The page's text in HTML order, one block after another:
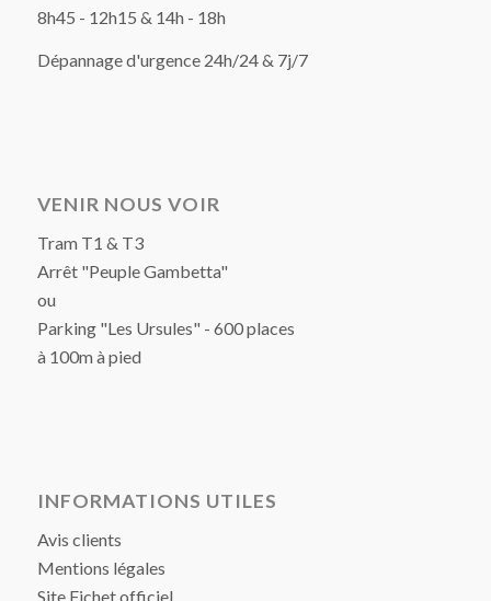
8h45 - 12h15 & 14h - 18h
Dépannage d'urgence 24h/24 & 7j/7
VENIR NOUS VOIR
Tram T1 & T3
Arrêt "Peuple Gambetta"
ou
Parking "Les Ursules" - 600 places
à 100m à pied
INFORMATIONS UTILES
Avis clients
Mentions légales
Site Fichet officiel